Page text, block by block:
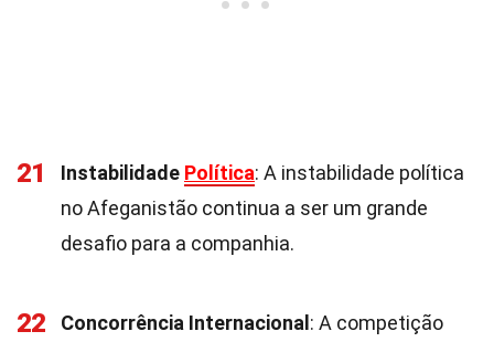
21 Instabilidade Política: A instabilidade política
no Afeganistão continua a ser um grande
desafio para a companhia.
22 Concorrência Internacional : A competição